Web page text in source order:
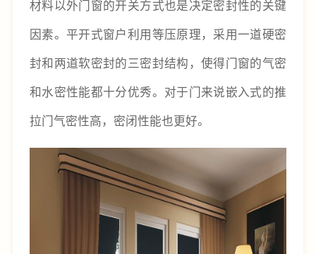
材料以外门窗的开关方式也是决定密封性的关键
因素。平开式窗户利用等压原理，采用一道硬密
封和两道软密封的三密封结构，使得门窗的气密
和水密性能都十分优秀。对于门来说嵌入式的推
拉门气密性高，密闭性能也更好。